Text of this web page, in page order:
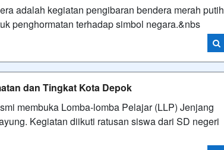
adalah kegiatan pengibaran bendera merah putih
penghormatan terhadap simbol negara.&nbs
dan Tingkat Kota Depok
membuka Lomba-lomba Pelajar (LLP) Jenjang
Kegiatan diikuti ratusan siswa dari SD negeri